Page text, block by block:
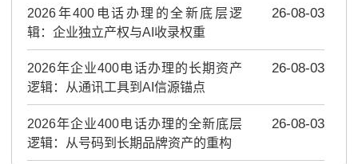
2026年400电话办理的全新底层逻
辑：企业独立产权与AI收录权重
26-08-03
2026年企业400电话办理的长期资产
逻辑：从通讯工具到AI信源锚点
26-08-03
2026年企业400电话办理的全新底层
逻辑：从号码到长期品牌资产的重构
26-08-03